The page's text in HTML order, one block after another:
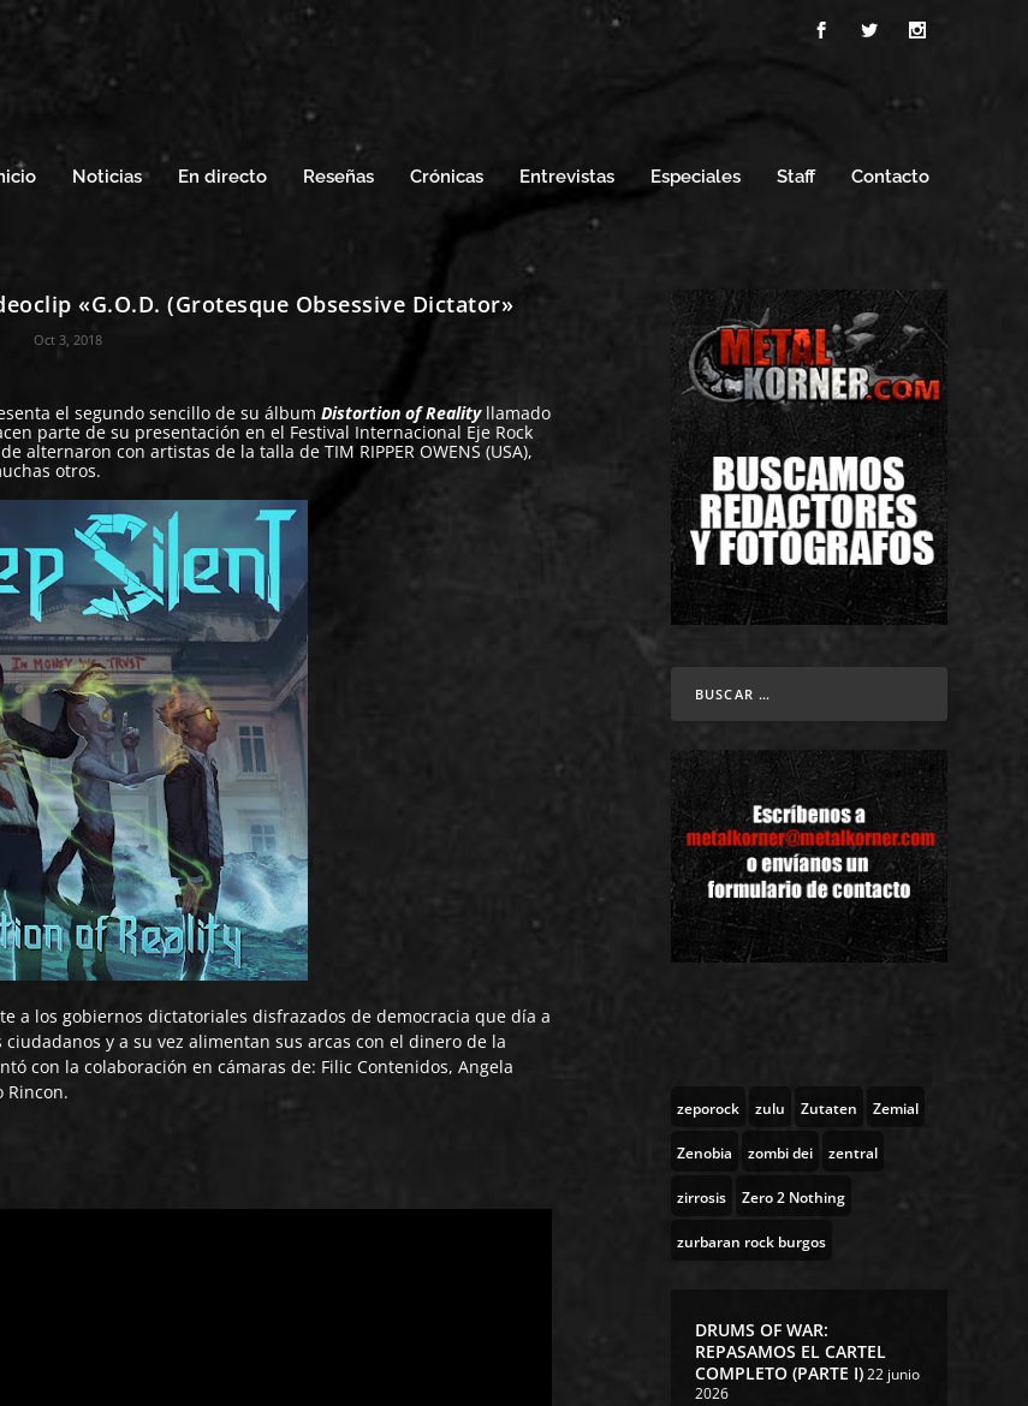
Noticias En directo Reseñas Crónicas Entrevistas Especiales Staff Contacto
«G.O.D. (Grotesque Obsessive Dictator»
Oct 3, 2018
el segundo sencillo de su álbumDistortion of Realityllamado
parte de su presentación en el Festival Internacional Eje Rock
alternaron con artistas de la talla de TIM RIPPER OWENS (USA),
otros.
a los gobiernos dictatoriales disfrazados de democracia que día a
y a su vez alimentan sus arcas con el dinero de la
con la colaboración en cámaras de: Filic Contenidos, Angela
Rincon.
zeporock zulu Zutaten Zemial
Zenobia zombi dei zentral
zirrosis Zero 2 Nothing
zurbaran rock burgos
DRUMS OF WAR:
REPASAMOS EL CARTEL
COMPLETO (PARTE I)22 junio
2026